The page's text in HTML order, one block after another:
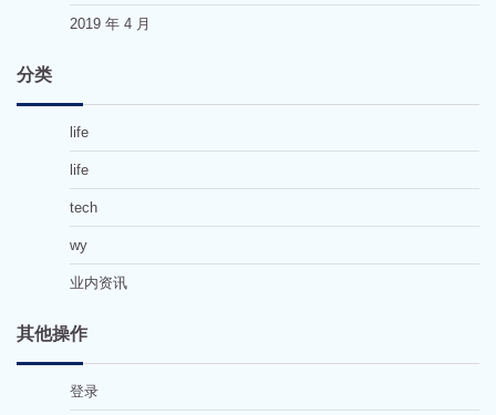
2019 年 4 月
分类
life
life
tech
wy
业内资讯
其他操作
登录